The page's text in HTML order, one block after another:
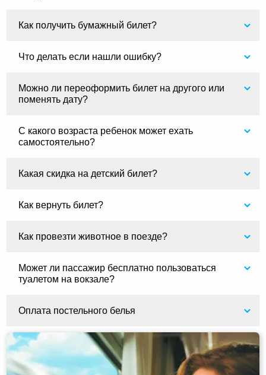
Как получить бумажный билет?
Что делать если нашли ошибку?
Можно ли переоформить билет на другого или
поменять дату?
С какого возраста ребенок может ехать
самостоятельно?
Какая скидка на детский билет?
Как вернуть билет?
Как провезти животное в поезде?
Может ли пассажир бесплатно пользоваться
туалетом на вокзале?
Оплата постельного белья